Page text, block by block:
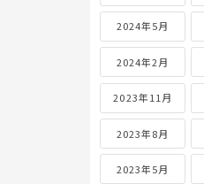
2024年5月
2024年2月
2023年11月
2023年8月
2023年5月